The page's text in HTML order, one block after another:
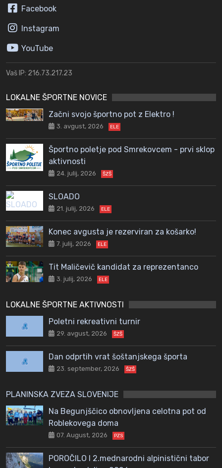
Facebook
Instagram
YouTube
Vaš IP: 216.73.217.23
LOKALNE ŠPORTNE NOVICE
Začni svojo športno pot z Elektro !
3. avgust, 2026 ELE
Športno poletje pod Smrekovcem - prvi sklop
aktivnosti
24. julij, 2026 ŠZŠ
SLOADO
21. julij, 2026 ELE
Konec avgusta je rezerviran za košarko!
7. julij, 2026 ELE
Tit Maličevič kandidat za reprezentanco
3. julij, 2026 ELE
LOKALNE ŠPORTNE AKTIVNOSTI
Poletni rekreativni turnir
29. avgust, 2026 ŠZŠ
Dan odprtih vrat šoštanjskega športa
23. september, 2026 ŠZŠ
PLANINSKA ZVEZA SLOVENIJE
Na Begunjščico obnovljena celotna pot od
Roblekovega doma
07. August, 2026 PZS
POROČILO I 2.mednarodni alpinistični tabor